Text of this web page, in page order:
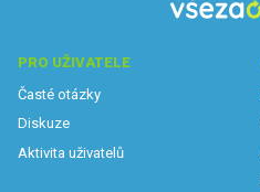
PRO UŽIVATELE
Časté otázky
Diskuze
Aktivita uživatelů